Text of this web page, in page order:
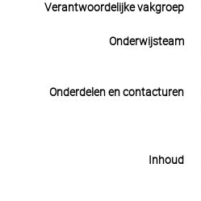
Verantwoordelijke vakgroep
Onderwijsteam
Onderdelen en contacturen
Inhoud